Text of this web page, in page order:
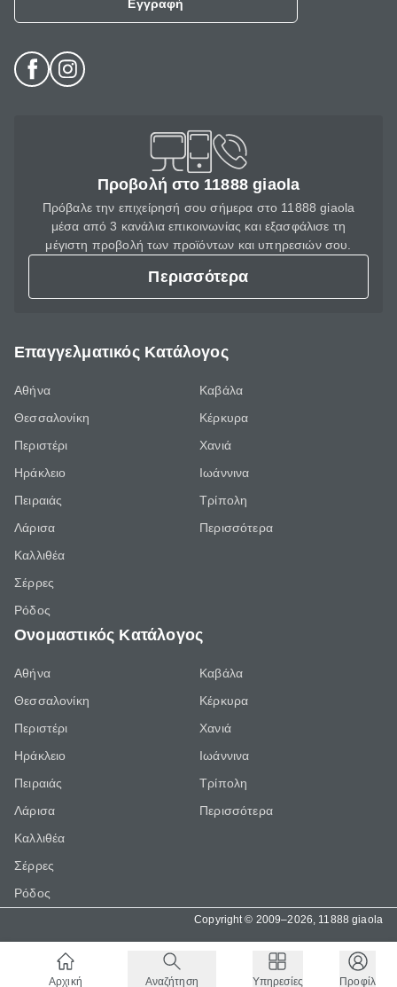
Εγγραφή
Προβολή στο 11888 giaola
Πρόβαλε την επιχείρησή σου σήμερα στο 11888 giaola
μέσα από 3 κανάλια επικοινωνίας και εξασφάλισε τη
μέγιστη προβολή των προϊόντων και υπηρεσιών σου.
Περισσότερα
Επαγγελματικός Κατάλογος
Αθήνα
Θεσσαλονίκη
Περιστέρι
Ηράκλειο
Πειραιάς
Λάρισα
Καλλιθέα
Σέρρες
Ρόδος
Καβάλα
Κέρκυρα
Χανιά
Ιωάννινα
Τρίπολη
Περισσότερα
Ονομαστικός Κατάλογος
Αθήνα
Θεσσαλονίκη
Περιστέρι
Ηράκλειο
Πειραιάς
Λάρισα
Καλλιθέα
Σέρρες
Ρόδος
Καβάλα
Κέρκυρα
Χανιά
Ιωάννινα
Τρίπολη
Περισσότερα
Copyright © 2009–2026, 11888 giaola
Αρχική Αναζήτηση Υπηρεσίες Προφίλ